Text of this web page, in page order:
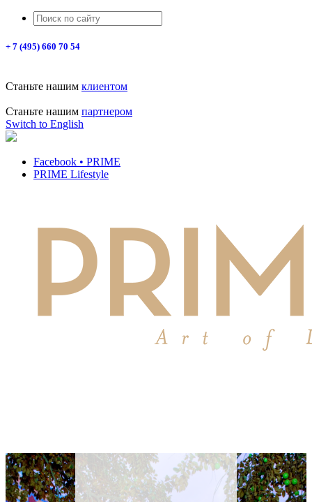
+ 7 (495) 660 70 54
Станьте нашим клиентом
Станьте нашим партнером
Switch to English
Facebook • PRIME
PRIME Lifestyle